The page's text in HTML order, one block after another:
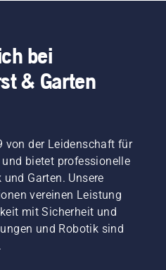
bei
& Garten
von der Leidenschaft für
bietet professionelle
Garten. Unsere
vereinen Leistung
mit Sicherheit und
und Robotik sind